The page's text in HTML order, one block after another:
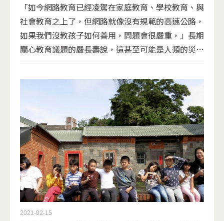
「如今網路教育已經凌駕在家庭教育、學校教育、與
社會教育之上了，但網路就像沒有規範的高速公路，
如果我們沒教孩子如何善用，問題會很嚴重，」長期
關心教育議題的嚴長壽說，這甚至可能是人類的災
難。
2021-02-15